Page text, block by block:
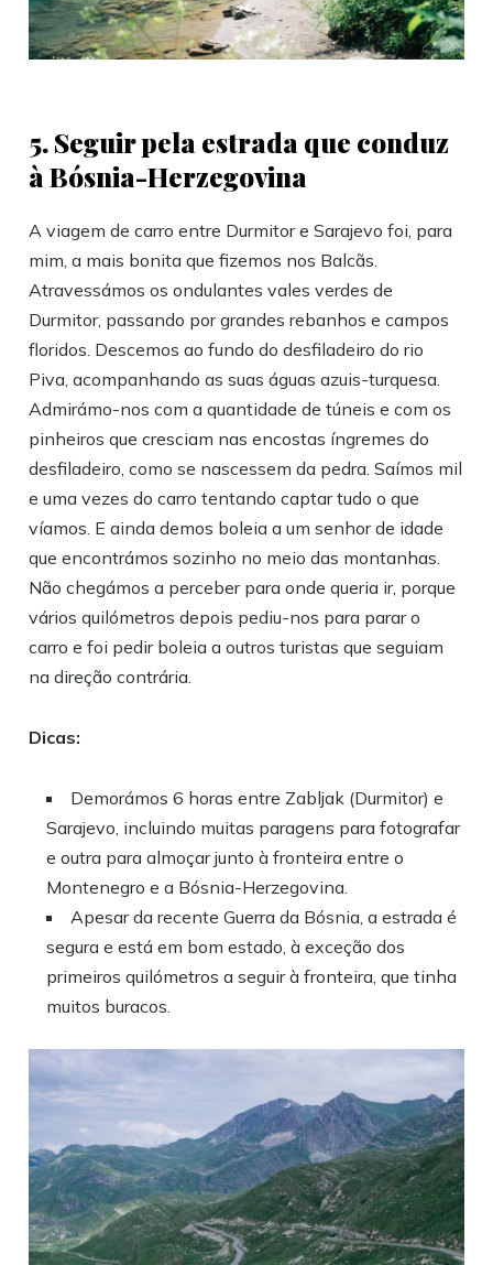
5. ‎Seguir pela estrada que conduz
à Bósnia-Herzegovina
A viagem de carro entre Durmitor e Sarajevo foi, para
mim, a mais bonita que fizemos nos Balcãs.
Atravessámos os ondulantes vales verdes de
Durmitor, passando por grandes rebanhos e campos
floridos. Descemos ao fundo do desfiladeiro do rio
Piva, acompanhando as suas águas azuis-turquesa.
Admirámo-nos com a quantidade de túneis e com os
pinheiros que cresciam nas encostas íngremes do
desfiladeiro, como se nascessem da pedra. Saímos mil
e uma vezes do carro tentando captar tudo o que
víamos. E ainda demos boleia a um senhor de idade
que encontrámos sozinho no meio das montanhas.
Não chegámos a perceber para onde queria ir, porque
vários quilómetros depois pediu-nos para parar o
carro e foi pedir boleia a outros turistas que seguiam
na direção contrária.
Dicas:
Demorámos 6 horas entre Zabljak (Durmitor) e
Sarajevo, incluindo muitas paragens para fotografar
e outra para almoçar junto à fronteira entre o
Montenegro e a Bósnia-Herzegovina.
Apesar da recente Guerra da Bósnia, a estrada é
segura e está em bom estado, à exceção dos
primeiros quilómetros a seguir à fronteira, que tinha
muitos buracos.